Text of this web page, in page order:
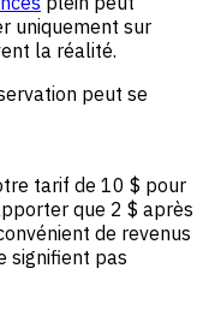
uniquement sur
la réalité.
peut se
tarif de 10 $ pour
que 2 $ après
de revenus
signifient pas